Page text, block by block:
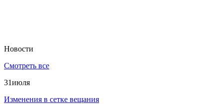
Новости
Смотреть все
31июля
Изменения в сетке вещания